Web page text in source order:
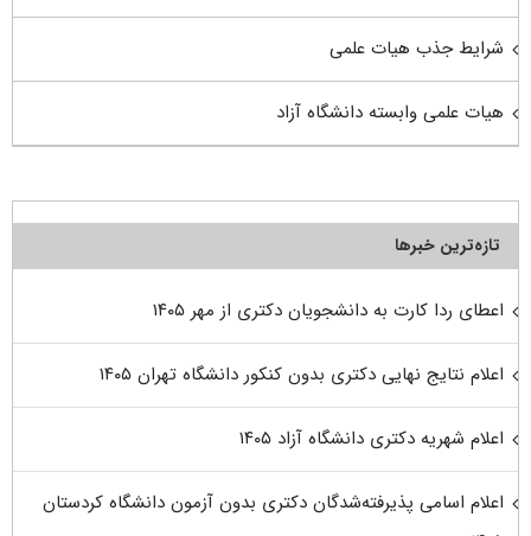
شرایط جذب هیات علمی
هیات علمی وابسته دانشگاه آزاد
تازه‌ترین خبرها
اعطای ردا کارت به دانشجویان دکتری از مهر ۱۴۰۵
اعلام نتایج نهایی دکتری بدون کنکور دانشگاه تهران ۱۴۰۵
اعلام شهریه دکتری دانشگاه آزاد ۱۴۰۵
اعلام اسامی پذیرفته‌شدگان دکتری بدون آزمون دانشگاه کردستان